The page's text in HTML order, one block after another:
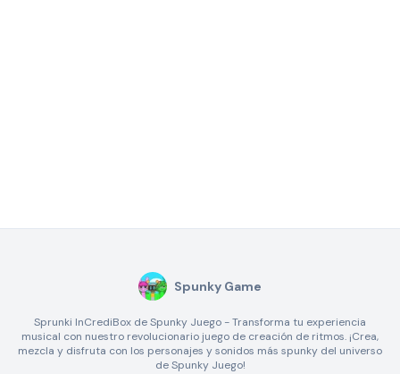
Spunky Game
Sprunki InCrediBox de Spunky Juego - Transforma tu experiencia
musical con nuestro revolucionario juego de creación de ritmos. ¡Crea,
mezcla y disfruta con los personajes y sonidos más spunky del universo
de Spunky Juego!